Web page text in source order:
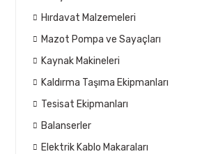
Hırdavat Malzemeleri
Mazot Pompa ve Sayaçları
Kaynak Makineleri
Kaldırma Taşıma Ekipmanları
Tesisat Ekipmanları
Balanserler
Elektrik Kablo Makaraları